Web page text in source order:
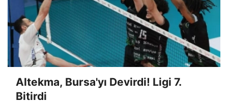
Altekma, Bursa'yı Devirdi! Ligi 7.
Bitirdi